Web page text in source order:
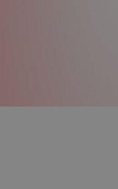
«Артокс Лаб», УНП 191700409
Беларусь, г. Минск, улица